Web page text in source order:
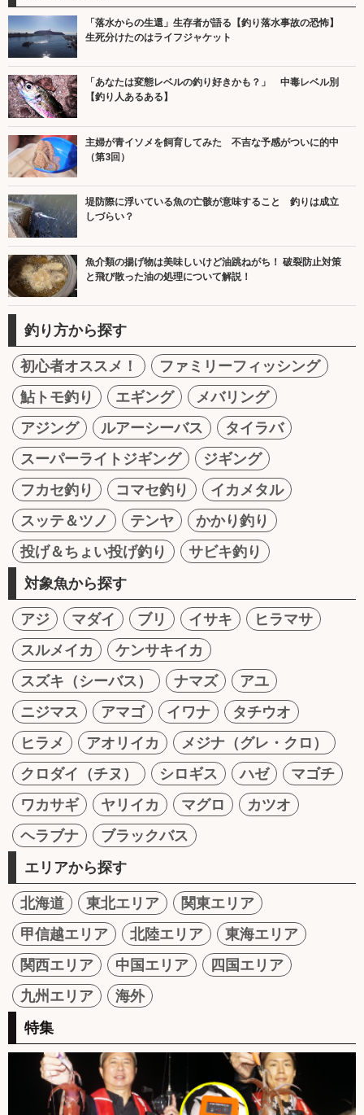
「落水からの生還」生存者が語る【釣り落水事故の恐怖】
生死分けたのはライフジャケット
「あなたは変態レベルの釣り好きかも？」 中毒レベル別
【釣り人あるある】
主婦が青イソメを飼育してみた 不吉な予感がついに的中
（第3回）
堤防際に浮いている魚の亡骸が意味すること 釣りは成立
しづらい？
魚介類の揚げ物は美味しいけど油跳ねがち！ 破裂防止対策
と飛び散った油の処理について解説！
釣り方から探す
初心者オススメ！
ファミリーフィッシング
鮎トモ釣り
エギング
メバリング
アジング
ルアーシーバス
タイラバ
スーパーライトジギング
ジギング
フカセ釣り
コマセ釣り
イカメタル
スッテ＆ツノ
テンヤ
かかり釣り
投げ＆ちょい投げ釣り
サビキ釣り
対象魚から探す
アジ マダイ ブリ イサキ
ヒラマサ
スルメイカ
ケンサキイカ
スズキ（シーバス）
ナマズ
アユ
ニジマス
アマゴ イワナ
タチウオ
ヒラメ
アオリイカ
メジナ（グレ・クロ）
クロダイ（チヌ）
シロギス ハゼ
マゴチ
ワカサギ
ヤリイカ マグロ
カツオ
ヘラブナ
ブラックバス
エリアから探す
北海道 東北エリア
関東エリア
甲信越エリア
北陸エリア
東海エリア
関西エリア
中国エリア
四国エリア
九州エリア
海外
特集